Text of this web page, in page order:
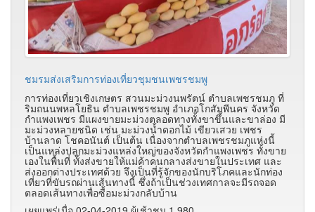
ชมรมส่งเสริมการท่องเที่ยวชุมชนเพชรชมพู
การท่องเที่ยวเชิงเกษตร สวนมะม่วงนพรัตน์ ตำบลเพชรชมภู ที่
ริมถนนพหลโยธิน ตำบลเพชรชมพู อำเภอโกสัมพีนคร จังหวัด
กำแพงเพชร มีแผงขายมะม่วงตลอดทางทั้งขาขึ้นและขาล่อง มี
มะม่วงหลายชนิด เช่น มะม่วงน้ำดอกไม้ เขียวเสวย เพชร
บ้านลาด โชคอนันต์ เป็นต้น เนื่องจากตำบลเพชรชมภูแห่งนี้
เป็นแหล่งปลูกมะม่วงแหล่งใหญ่ของจังหวัดกำแพงเพชร ทั้งขาย
เองในพื้นที่ ทั้งส่งขายให้แม่ค้าคนกลางส่งขายในประเทศ และ
ส่งออกต่างประเทศด้วย จึงเป็นที่รู้จักของนักบริโภคและนักท่อง
เที่ยวที่ขับรถผ่านเส้นทางนี้ ซึ่งถ้าเป็นช่วงเทศกาลจะมีรถจอด
ตลอดเส้นทางเพื่อซื้อมะม่วงกลับบ้าน